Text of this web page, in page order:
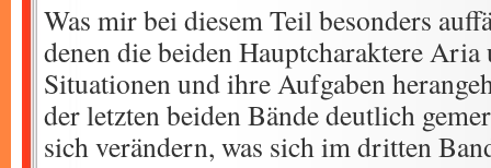
Was mir bei diesem Teil besonders
denen die beiden Hauptcharaktere
Situationen und ihre Aufgaben
der letzten beiden Bände deutlich
sich verändern, was sich im dritten